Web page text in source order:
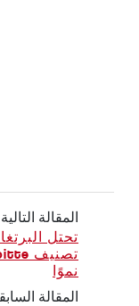
المقالة التالية
تحتل
نموًا
المقالة